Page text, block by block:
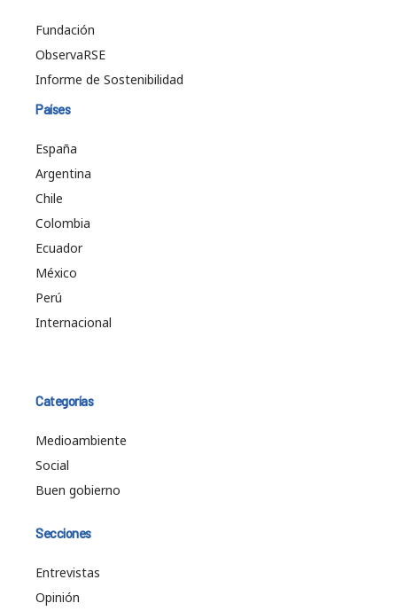
Fundación
ObservaRSE
Informe de Sostenibilidad
Países
España
Argentina
Chile
Colombia
Ecuador
México
Perú
Internacional
Categorías
Medioambiente
Social
Buen gobierno
Secciones
Entrevistas
Opinión